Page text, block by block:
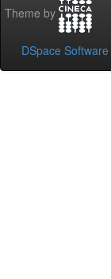
Theme by
DSpace Software